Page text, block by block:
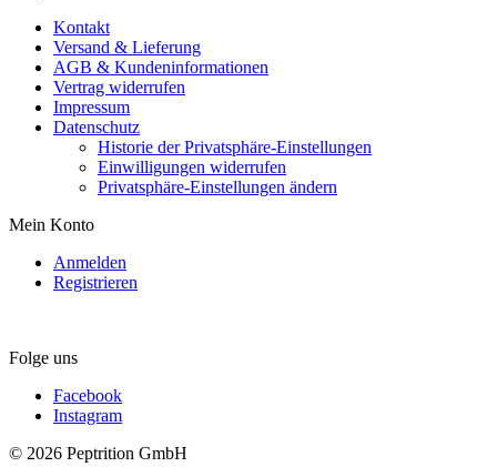
Kontakt
Versand & Lieferung
AGB & Kundeninformationen
Vertrag widerrufen
Impressum
Datenschutz
Historie der Privatsphäre-Einstellungen
Einwilligungen widerrufen
Privatsphäre-Einstellungen ändern
Mein Konto
Anmelden
Registrieren
Folge uns
Facebook
Instagram
© 2026 Peptrition GmbH